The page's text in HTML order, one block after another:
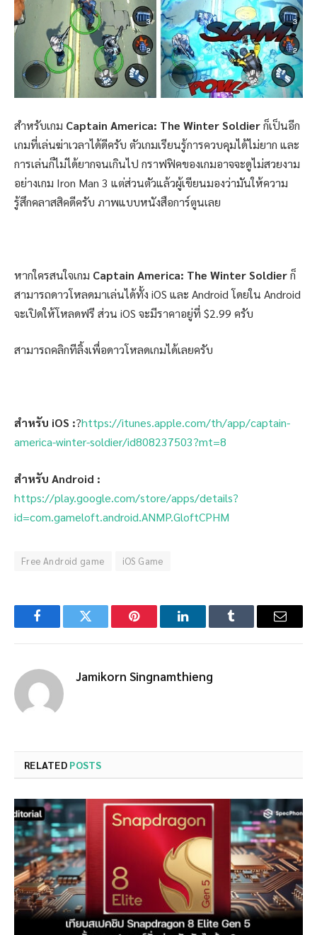
สำหรับเกม Captain America: The Winter Soldierก็เป็นอีก
เกมที่เล่นฆ่าเวลาได้ดีครับ ตัวเกมเรียนรู้การควบคุมได้ไม่ยาก และ
การเล่นก็ไม่ได้ยากจนเกินไป กราฟฟิคของเกมอาจจะดูไม่สวยงาม
อย่างเกม Iron Man 3 แต่ส่วนตัวแล้วผู้เขียนมองว่ามันให้ความ
รู้สึกคลาสสิคดีครับ ภาพแบบหนังสือการ์ตูนเลย
หากใครสนใจเกม Captain America: The Winter Soldierก็
สามารถดาวโหลดมาเล่นได้ทั้ง iOS และ Android โดยใน Android
จะเปิดให้โหลดฟรี ส่วน iOS จะมีราคาอยู่ที่ $2.99 ครับ
สามารถคลิกทีลิ้งเพื่อดาวโหลดเกมได้เลยครับ
สำหรับ iOS :?https://itunes.apple.com/th/app/captain-
america-winter-soldier/id808237503?mt=8
สำหรับ Android :
https://play.google.com/store/apps/details?
id=com.gameloft.android.ANMP.GloftCPHM
Free Android game iOS Game
FacebookTwitter Pinterest LinkedInTumblr Email
Jamikorn Singnamthieng
RELATED POSTS